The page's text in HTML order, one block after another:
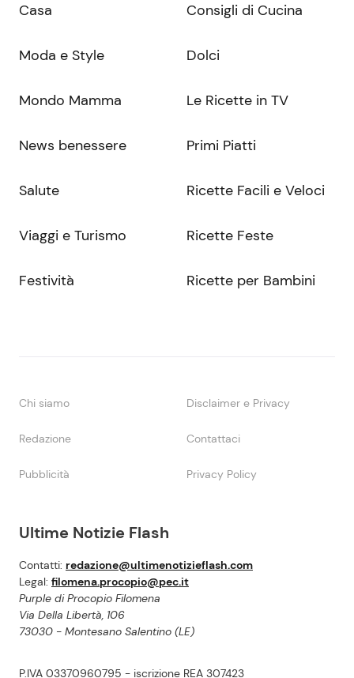
Ultime Notizie Flash
Contatti: redazione@ultimenotizieflash.com
Legal: filomena.procopio@pec.it
Purple di Procopio Filomena
Via Della Libertà, 106
73030 - Montesano Salentino (LE)
P.IVA 03370960795 - iscrizione REA 307423
Casa
Moda e Style
Mondo Mamma
News benessere
Salute
Viaggi e Turismo
Festività
Consigli di Cucina
Dolci
Le Ricette in TV
Primi Piatti
Ricette Facili e Veloci
Ricette Feste
Ricette per Bambini
Chi siamo Disclaimer e Privacy
Redazione Contattaci
Pubblicità Privacy Policy